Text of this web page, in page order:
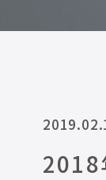
2018